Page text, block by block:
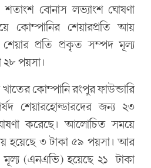
শতাংশ বোনাস লভ্যাংশ ঘোষণা
কোম্পানির শেয়ারপ্রতি আয়
প্রতি প্রকৃত সম্পদ মূল্য
পয়সা।
কোম্পানি রংপুর ফাউন্ডারি
শেয়ারহোল্ডারদের জন্য ২৩
করেছে। আলোচিত সময়ে
হয়েছে ৩ টাকা ৫৯ পয়সা। আর
মূল্য (এনএভি) হয়েছে ২১ টাকা